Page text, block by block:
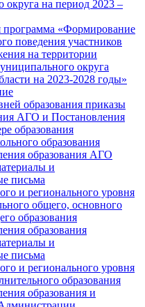
округа на период 2023 –
«Формирование
поведения участников
на территории
округа
на 2023-2028 годы»
образования приказы
АГО и Постановления
образования
образования
образования АГО
и
письма
и регионального уровня
общего, основного
образования
образования
и
письма
и регионального уровня
образования
образования и